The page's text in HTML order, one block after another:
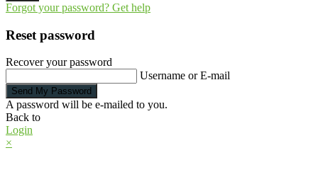
Forgot your password? Get help
Reset password
Recover your password
Username or E-mail
Send My Password
A password will be e-mailed to you.
Back to
Login
×